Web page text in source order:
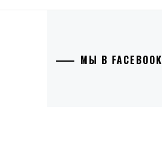
МЫ В FACEBOOK